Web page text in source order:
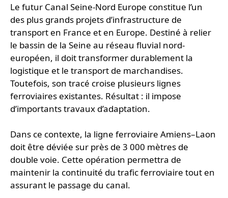
Le futur Canal Seine-Nord Europe constitue l’un
des plus grands projets d’infrastructure de
transport en France et en Europe. Destiné à relier
le bassin de la Seine au réseau fluvial nord-
européen, il doit transformer durablement la
logistique et le transport de marchandises.
Toutefois, son tracé croise plusieurs lignes
ferroviaires existantes. Résultat : il impose
d’importants travaux d’adaptation.
Dans ce contexte, la ligne ferroviaire Amiens–Laon
doit être déviée sur près de 3 000 mètres de
double voie. Cette opération permettra de
maintenir la continuité du trafic ferroviaire tout en
assurant le passage du canal.